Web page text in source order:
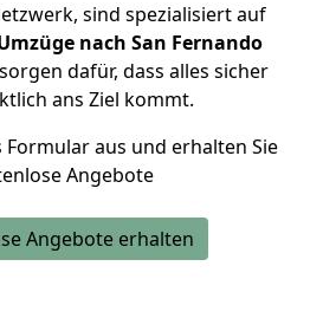
sind spezialisiert auf
nach San Fernando
dafür, dass alles sicher
ans Ziel kommt.
Formular aus und erhalten Sie
Angebote
Angebote erhalten